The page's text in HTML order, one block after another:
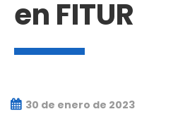
en FITUR
30 de enero de 2023